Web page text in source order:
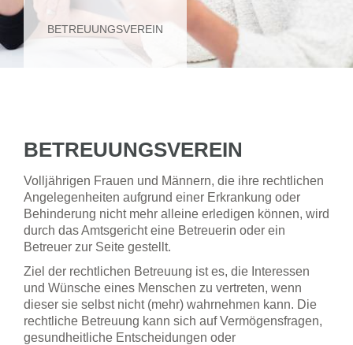
BETREUUNGSVEREIN
BETREUUNGSVEREIN
Volljährigen Frauen und Männern, die ihre rechtlichen
Angelegenheiten aufgrund einer Erkrankung oder
Behinderung nicht mehr alleine erledigen können, wird
durch das Amtsgericht eine Betreuerin oder ein
Betreuer zur Seite gestellt.
Ziel der rechtlichen Betreuung ist es, die Interessen
und Wünsche eines Menschen zu vertreten, wenn
dieser sie selbst nicht (mehr) wahrnehmen kann. Die
rechtliche Betreuung kann sich auf Vermögensfragen,
gesundheitliche Entscheidungen oder